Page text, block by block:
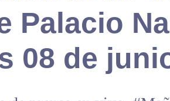
Palacio
08 de